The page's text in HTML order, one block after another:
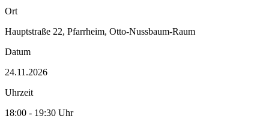
Ort
Hauptstraße 22, Pfarrheim, Otto-Nussbaum-Raum
Datum
24.11.2026
Uhrzeit
18:00 - 19:30 Uhr